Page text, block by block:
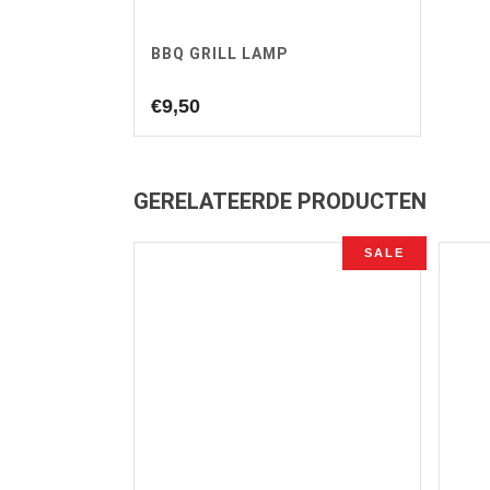
BBQ GRILL LAMP
€9,50
GERELATEERDE PRODUCTEN
SALE